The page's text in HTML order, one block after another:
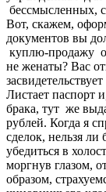
бессмысленных,
Вот, скажем,
документов вы
куплю-продажу
не женаты? Вас
Листает паспорт
брака, тут же
рублей. Когда я
сделок, нельзя
убедиться в
моргнув глазом,
образом,